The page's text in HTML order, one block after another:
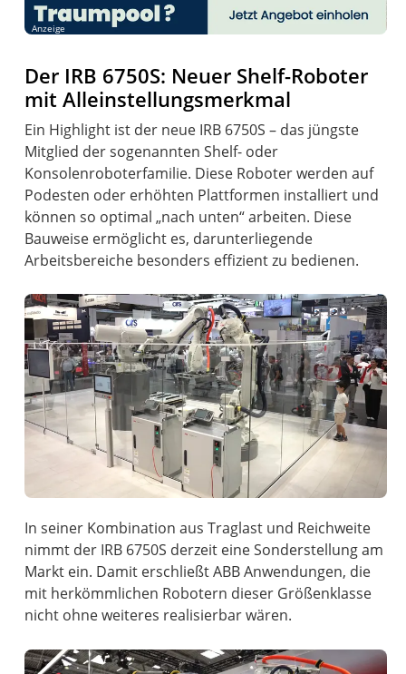
Anzeige
Der IRB 6750S: Neuer Shelf-Roboter
mit Alleinstellungsmerkmal
Ein Highlight ist der neue IRB 6750S – das jüngste
Mitglied der sogenannten Shelf- oder
Konsolenroboterfamilie. Diese Roboter werden auf
Podesten oder erhöhten Plattformen installiert und
können so optimal „nach unten“ arbeiten. Diese
Bauweise ermöglicht es, darunterliegende
Arbeitsbereiche besonders effizient zu bedienen.
In seiner Kombination aus Traglast und Reichweite
nimmt der IRB 6750S derzeit eine Sonderstellung am
Markt ein. Damit erschließt ABB Anwendungen, die
mit herkömmlichen Robotern dieser Größenklasse
nicht ohne weiteres realisierbar wären.